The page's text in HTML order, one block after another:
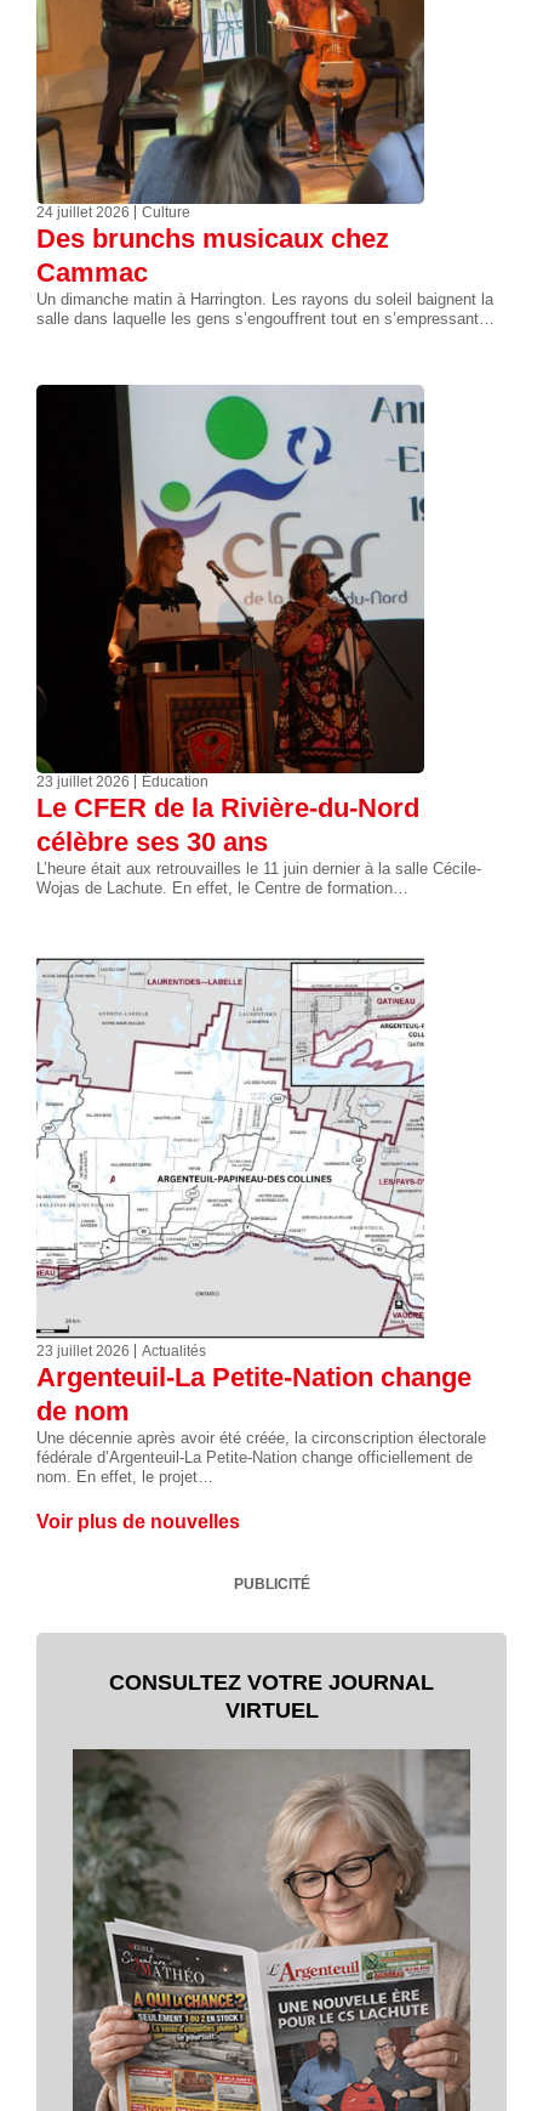
24 juillet 2026 Culture
Des brunchs musicaux chez
Cammac
Un dimanche matin à Harrington. Les rayons du soleil baignent la
salle dans laquelle les gens s’engouffrent tout en s’empressant…
23 juillet 2026 Éducation
Le CFER de la Rivière-du-Nord
célèbre ses 30 ans
L’heure était aux retrouvailles le 11 juin dernier à la salle Cécile-
Wojas de Lachute. En effet, le Centre de formation…
23 juillet 2026 Actualités
Argenteuil-La Petite-Nation change
de nom
Une décennie après avoir été créée, la circonscription électorale
fédérale d’Argenteuil-La Petite-Nation change officiellement de
nom. En effet, le projet…
Voir plus de nouvelles
PUBLICITÉ
CONSULTEZ VOTRE JOURNAL
VIRTUEL